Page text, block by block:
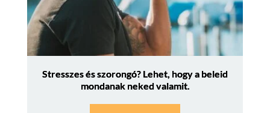
Stresszes és szorongó? Lehet, hogy a beleid
mondanak neked valamit.